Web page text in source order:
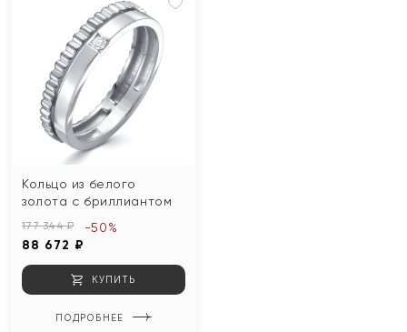
Кольцо из белого
золота с бриллиантом
177 344 ₽
88 672 ₽
-50%
КУПИТЬ
ПОДРОБНЕЕ